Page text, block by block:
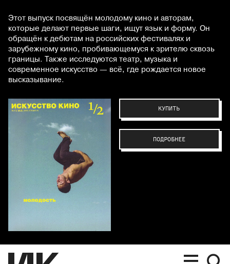
Этот выпуск посвящён молодому кино и авторам,
которые делают первые шаги, ищут язык и форму. Он
обращён к дебютам на российских фестивалях и
зарубежному кино, пробивающемуся к зрителю сквозь
границы. Также исследуются театр, музыка и
современное искусство — всё, где рождается новое
высказывание.
КУПИТЬ
ПОДРОБНЕЕ